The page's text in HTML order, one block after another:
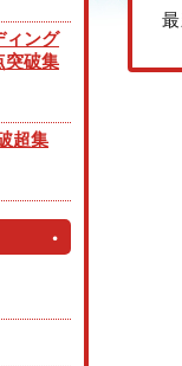
ング
突破集
超集